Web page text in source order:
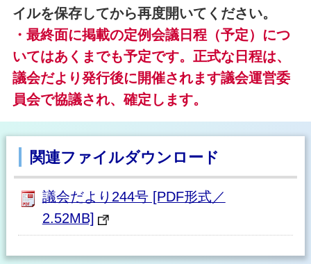
イルを保存してから再度開いてください。
・最終面に掲載の定例会議日程（予定）につ
いてはあくまでも予定です。正式な日程は、
議会だより発行後に開催されます議会運営委
員会で協議され、確定します。
関連ファイルダウンロード
議会だより244号 [PDF形式／
2.52MB]